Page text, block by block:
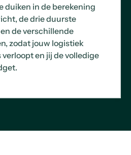
duiken in de berekening
de drie duurste
de verschillende
zodat jouw logistiek
en jij de volledige